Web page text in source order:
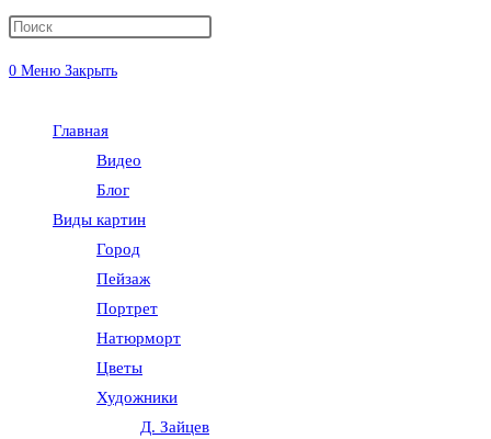
Переключить
0 Меню Закрыть
Главная
Видео
Блог
Виды картин
Город
Пейзаж
Портрет
Натюрморт
Цветы
Художники
Д. Зайцев